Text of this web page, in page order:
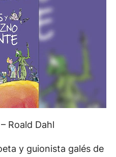
Roald Dahl
y guionista galés de